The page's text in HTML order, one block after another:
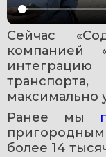
Сейчас
компанией
максимально
Ранее мы
более 14